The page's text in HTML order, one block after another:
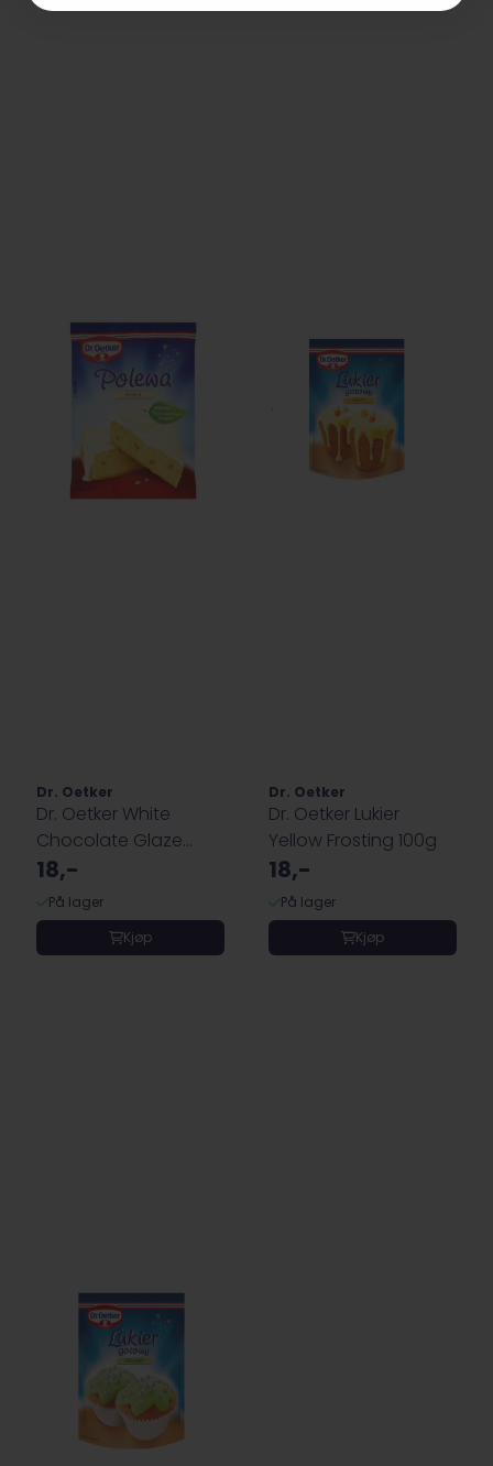
Dr. Oetker
Dr. Oetker White
Chocolate Glaze
100g
18,-
På lager
Kjøp
Dr. Oetker
Dr. Oetker Lukier
Yellow Frosting 100g
18,-
På lager
Kjøp